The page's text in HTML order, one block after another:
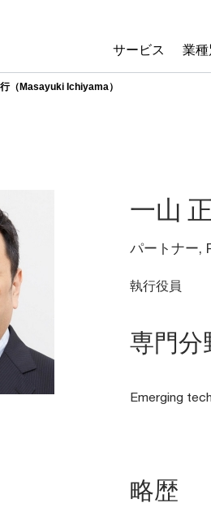
サービス 業種
（Masayuki Ichiyama）
一山
パートナー,
執行役員
専門分
Emerging
略歴